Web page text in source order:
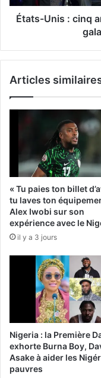
États-Unis : cinq
Articles
« Tu paies ton billet
tu laves ton
Alex Iwobi sur son
expérience avec le
il y a 3 jours
Nigeria : la Première
exhorte Burna Boy,
Asake à aider les
pauvres